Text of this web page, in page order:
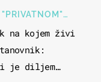
na kojem živi
je diljem